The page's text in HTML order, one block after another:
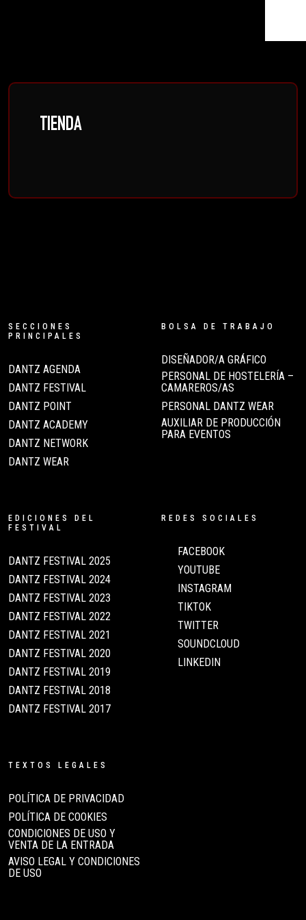
TIENDA
SECCIONES
PRINCIPALES
DANTZ AGENDA
DANTZ FESTIVAL
DANTZ POINT
DANTZ ACADEMY
DANTZ NETWORK
DANTZ WEAR
BOLSA DE TRABAJO
DISEÑADOR/A GRÁFICO
PERSONAL DE HOSTELERÍA –
CAMAREROS/AS
PERSONAL DANTZ WEAR
AUXILIAR DE PRODUCCIÓN
PARA EVENTOS
EDICIONES DEL
FESTIVAL
DANTZ FESTIVAL 2025
DANTZ FESTIVAL 2024
DANTZ FESTIVAL 2023
DANTZ FESTIVAL 2022
DANTZ FESTIVAL 2021
DANTZ FESTIVAL 2020
DANTZ FESTIVAL 2019
DANTZ FESTIVAL 2018
DANTZ FESTIVAL 2017
REDES SOCIALES
FACEBOOK
YOUTUBE
INSTAGRAM
TIKTOK
TWITTER
SOUNDCLOUD
LINKEDIN
TEXTOS LEGALES
POLÍTICA DE PRIVACIDAD
POLÍTICA DE COOKIES
CONDICIONES DE USO Y
VENTA DE LA ENTRADA
AVISO LEGAL Y CONDICIONES
DE USO